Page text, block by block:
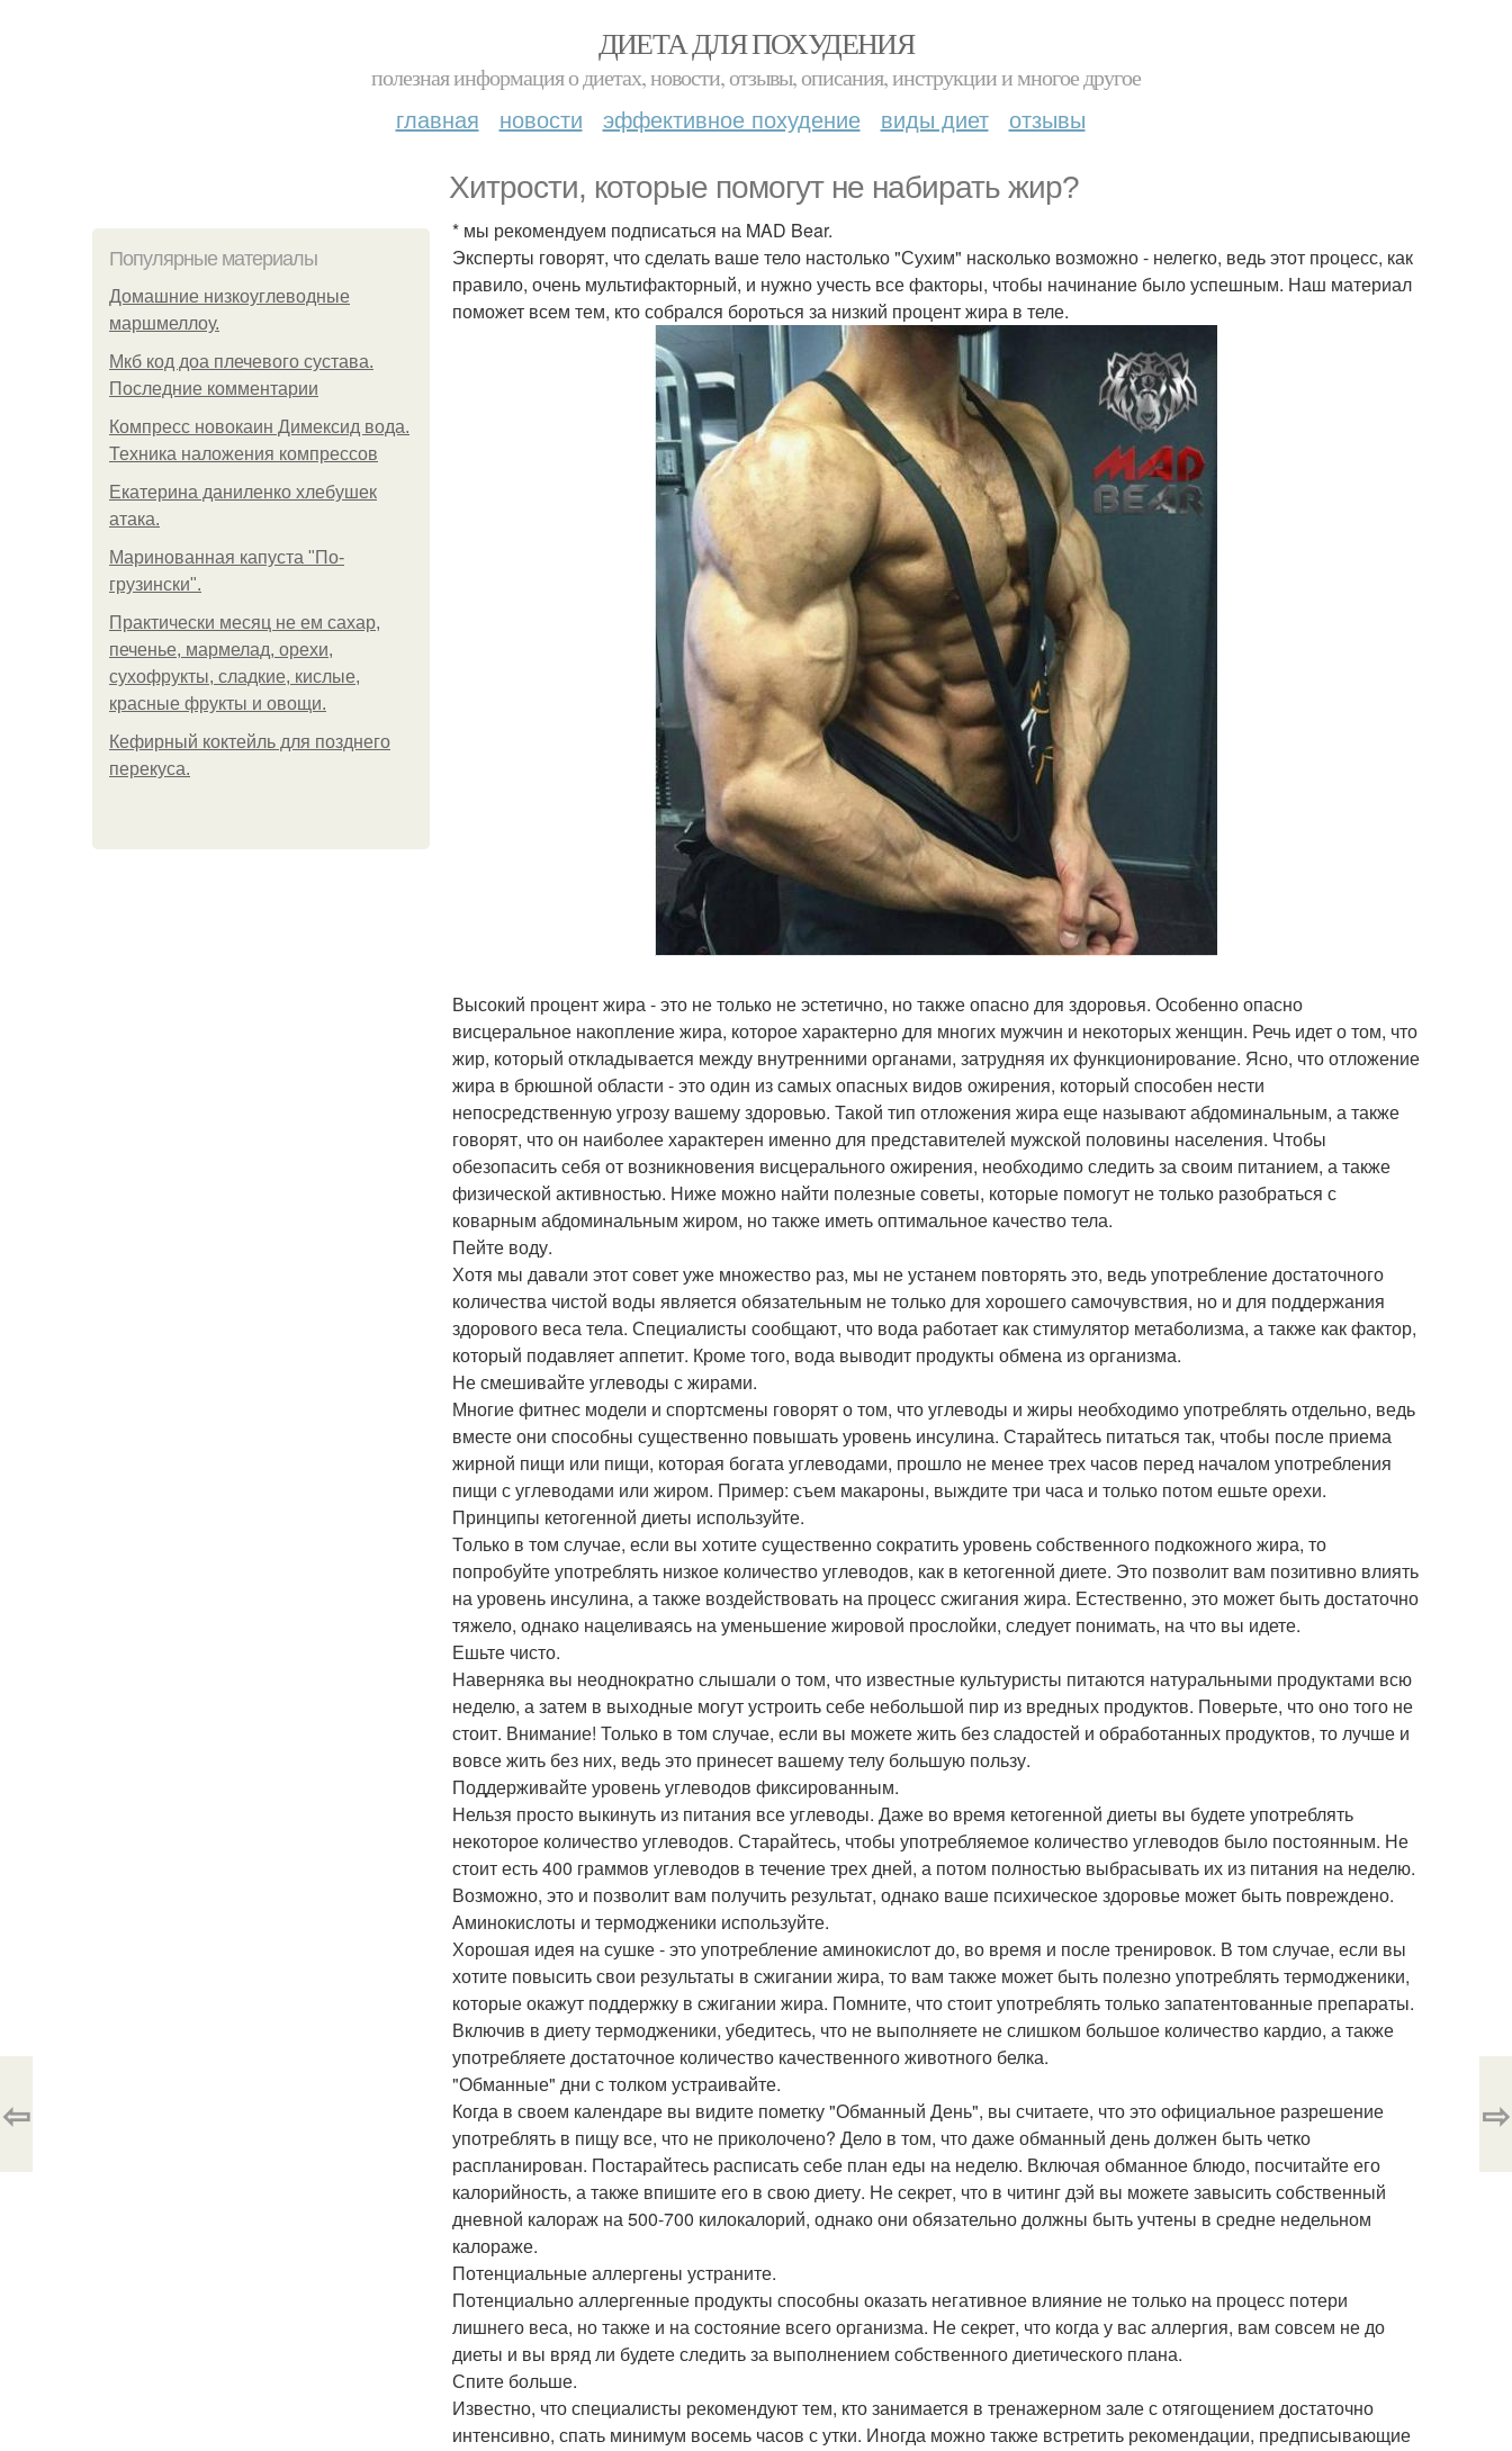
ДИЕТА ДЛЯ ПОХУДЕНИЯ
полезная информация о диетах, новости, отзывы, описания, инструкции и многое другое
главная новости эффективное похудение виды диет отзывы
Хитрости, которые помогут не набирать жир?
Популярные материалы
Домашние низкоуглеводные
маршмеллоу.
Мкб код доа плечевого сустава.
Последние комментарии
Компресс новокаин Димексид вода.
Техника наложения компрессов
Екатерина даниленко хлебушек
атака.
Маринованная капуста "По-
грузински".
Практически месяц не ем сахар,
печенье, мармелад, орехи,
сухофрукты, сладкие, кислые,
красные фрукты и овощи.
Кефирный коктейль для позднего
перекуса.
* мы рекомендуем подписаться на MAD Bear.
Эксперты говорят, что сделать ваше тело настолько "Сухим" насколько возможно - нелегко, ведь этот процесс, как
правило, очень мультифакторный, и нужно учесть все факторы, чтобы начинание было успешным. Наш материал
поможет всем тем, кто собрался бороться за низкий процент жира в теле.
Высокий процент жира - это не только не эстетично, но также опасно для здоровья. Особенно опасно
висцеральное накопление жира, которое характерно для многих мужчин и некоторых женщин. Речь идет о том, что
жир, который откладывается между внутренними органами, затрудняя их функционирование. Ясно, что отложение
жира в брюшной области - это один из самых опасных видов ожирения, который способен нести
непосредственную угрозу вашему здоровью. Такой тип отложения жира еще называют абдоминальным, а также
говорят, что он наиболее характерен именно для представителей мужской половины населения. Чтобы
обезопасить себя от возникновения висцерального ожирения, необходимо следить за своим питанием, а также
физической активностью. Ниже можно найти полезные советы, которые помогут не только разобраться с
коварным абдоминальным жиром, но также иметь оптимальное качество тела.
Пейте воду.
Хотя мы давали этот совет уже множество раз, мы не устанем повторять это, ведь употребление достаточного
количества чистой воды является обязательным не только для хорошего самочувствия, но и для поддержания
здорового веса тела. Специалисты сообщают, что вода работает как стимулятор метаболизма, а также как фактор,
который подавляет аппетит. Кроме того, вода выводит продукты обмена из организма.
Не смешивайте углеводы с жирами.
Многие фитнес модели и спортсмены говорят о том, что углеводы и жиры необходимо употреблять отдельно, ведь
вместе они способны существенно повышать уровень инсулина. Старайтесь питаться так, чтобы после приема
жирной пищи или пищи, которая богата углеводами, прошло не менее трех часов перед началом употребления
пищи с углеводами или жиром. Пример: съем макароны, выждите три часа и только потом ешьте орехи.
Принципы кетогенной диеты используйте.
Только в том случае, если вы хотите существенно сократить уровень собственного подкожного жира, то
попробуйте употреблять низкое количество углеводов, как в кетогенной диете. Это позволит вам позитивно влиять
на уровень инсулина, а также воздействовать на процесс сжигания жира. Естественно, это может быть достаточно
тяжело, однако нацеливаясь на уменьшение жировой прослойки, следует понимать, на что вы идете.
Ешьте чисто.
Наверняка вы неоднократно слышали о том, что известные культуристы питаются натуральными продуктами всю
неделю, а затем в выходные могут устроить себе небольшой пир из вредных продуктов. Поверьте, что оно того не
стоит. Внимание! Только в том случае, если вы можете жить без сладостей и обработанных продуктов, то лучше и
вовсе жить без них, ведь это принесет вашему телу большую пользу.
Поддерживайте уровень углеводов фиксированным.
Нельзя просто выкинуть из питания все углеводы. Даже во время кетогенной диеты вы будете употреблять
некоторое количество углеводов. Старайтесь, чтобы употребляемое количество углеводов было постоянным. Не
стоит есть 400 граммов углеводов в течение трех дней, а потом полностью выбрасывать их из питания на неделю.
Возможно, это и позволит вам получить результат, однако ваше психическое здоровье может быть повреждено.
Аминокислоты и термодженики используйте.
Хорошая идея на сушке - это употребление аминокислот до, во время и после тренировок. В том случае, если вы
хотите повысить свои результаты в сжигании жира, то вам также может быть полезно употреблять термодженики,
которые окажут поддержку в сжигании жира. Помните, что стоит употреблять только запатентованные препараты.
Включив в диету термодженики, убедитесь, что не выполняете не слишком большое количество кардио, а также
употребляете достаточное количество качественного животного белка.
"Обманные" дни с толком устраивайте.
Когда в своем календаре вы видите пометку "Обманный День", вы считаете, что это официальное разрешение
употреблять в пищу все, что не приколочено? Дело в том, что даже обманный день должен быть четко
распланирован. Постарайтесь расписать себе план еды на неделю. Включая обманное блюдо, посчитайте его
калорийность, а также впишите его в свою диету. Не секрет, что в читинг дэй вы можете завысить собственный
дневной калораж на 500-700 килокалорий, однако они обязательно должны быть учтены в средне недельном
калораже.
Потенциальные аллергены устраните.
Потенциально аллергенные продукты способны оказать негативное влияние не только на процесс потери
лишнего веса, но также и на состояние всего организма. Не секрет, что когда у вас аллергия, вам совсем не до
диеты и вы вряд ли будете следить за выполнением собственного диетического плана.
Спите больше.
Известно, что специалисты рекомендуют тем, кто занимается в тренажерном зале с отягощением достаточно
интенсивно, спать минимум восемь часов с утки. Иногда можно также встретить рекомендации, предписывающие
⇦ ⇨